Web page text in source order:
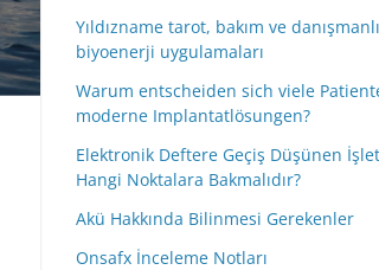
Yıldızname tarot, bakım ve
biyoenerji uygulamaları
Warum entscheiden sich viele
moderne Implantatlösungen?
Elektronik Deftere Geçiş Düşünen
Hangi Noktalara Bakmalıdır?
Akü Hakkında Bilinmesi Gerekenler
Onsafx İnceleme Notları